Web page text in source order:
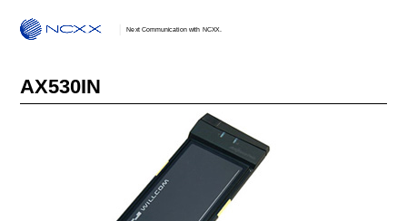
Next Communication with NCXX.
AX530IN